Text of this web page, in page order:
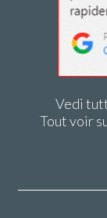
Vedi
Tout voir